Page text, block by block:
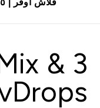
فلاش اوفر | ٥٪ إضافية باستخدام كود محدود
&